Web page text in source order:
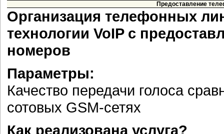
Предоставление
Организация телефонных
технологии VoIP c
номеров
Параметры:
Качество передачи голоса
сотовых GSM-сетях
Как реализована услуга?